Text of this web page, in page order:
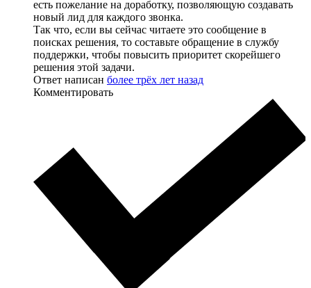
есть пожелание на доработку, позволяющую создавать
новый лид для каждого звонка.
Так что, если вы сейчас читаете это сообщение в
поисках решения, то составьте обращение в службу
поддержки, чтобы повысить приоритет скорейшего
решения этой задачи.
Ответ написан более трёх лет назад
Комментировать